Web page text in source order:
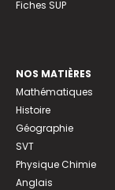
Fiches SUP
NOS MATIÈRES
Mathématiques
Histoire
Géographie
SVT
Physique Chimie
Anglais